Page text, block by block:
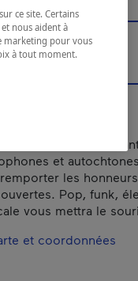
et
les
Pop, funk,
vous mettra le
et coordonnées
ce site. Certains
nous aident à
marketing pour vous
à tout moment.
fenêtre.